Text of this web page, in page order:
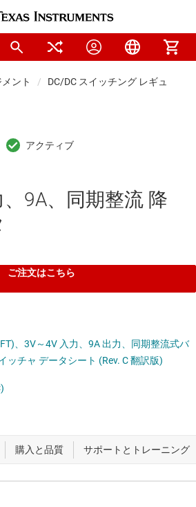
ント DC/DC スイッチング レギュレータ
9A、同期整流 降
ご注文はこちら
、3V～4V 入力、9A 出力、同期整流式バ
ッチャ データシート (Rev. C 翻訳版)